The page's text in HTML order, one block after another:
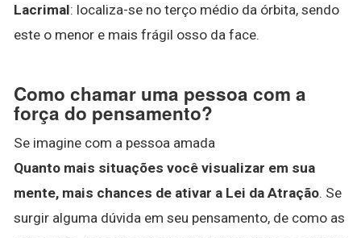
Lacrimal: localiza-se no terço médio da órbita, sendo
este o menor e mais frágil osso da face.
Como chamar uma pessoa com a
força do pensamento?
Se imagine com a pessoa amada
Quanto mais situações você visualizar em sua
mente, mais chances de ativar a Lei da Atração. Se
surgir alguma dúvida em seu pensamento, de como as